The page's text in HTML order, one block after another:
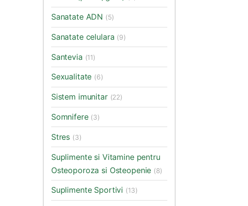
Sanatate ADN (5)
Sanatate celulara (9)
Santevia (11)
Sexualitate (6)
Sistem imunitar (22)
Somnifere (3)
Stres (3)
Suplimente si Vitamine pentru
Osteoporoza si Osteopenie (8)
Suplimente Sportivi (13)